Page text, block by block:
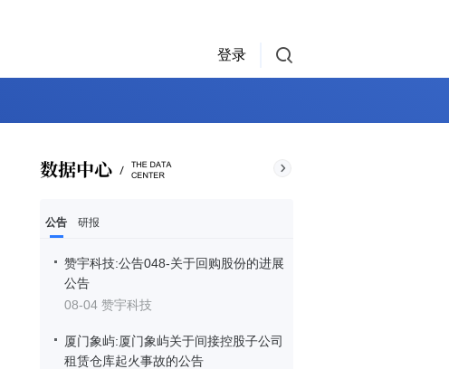
登录
公告 研报
赞宇科技:公告048-关于回购股份的进展
公告
08-04 赞宇科技
厦门象屿:厦门象屿关于间接控股子公司
租赁仓库起火事故的公告